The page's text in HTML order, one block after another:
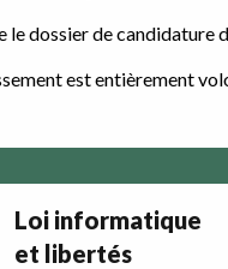
dossier de candidature
est entièrement
Loi informatique
et libertés